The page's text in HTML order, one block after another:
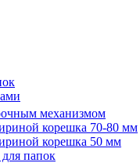
механизмом
корешка 70-80 мм
корешка 50 мм
папок